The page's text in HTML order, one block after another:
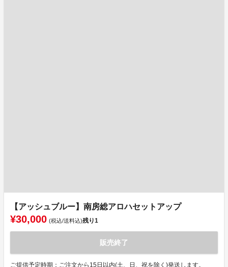
【アッシュブルー】南房総アロハセットアップ
¥30,000 (税込/送料込)残り1
販売終了
ご提供予定時期：ご注文から15日以内(土、日、祝を除く)発送します。